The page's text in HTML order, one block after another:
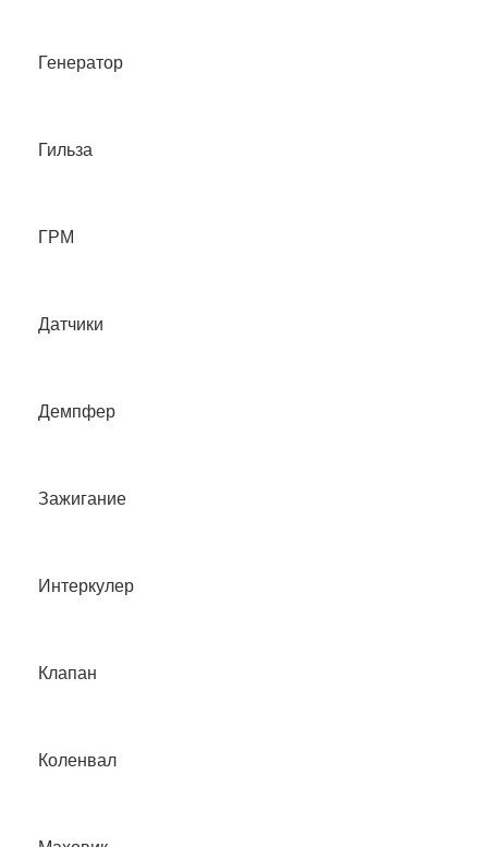
Генератор
Гильза
ГРМ
Датчики
Демпфер
Зажигание
Интеркулер
Клапан
Коленвал